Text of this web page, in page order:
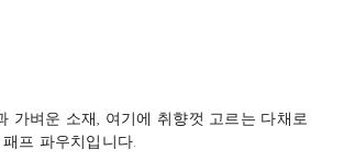
가벼운 소재, 여기에 취향껏 고르는 다채로
프 파우치입니다.